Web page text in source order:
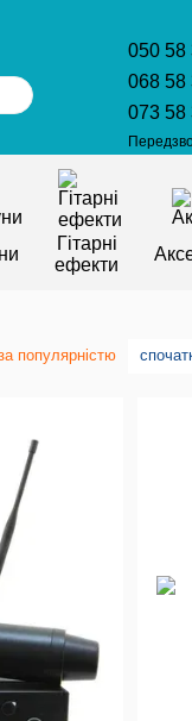
050 58
068 58
073 58
Гітарні
ефекти
популярністю